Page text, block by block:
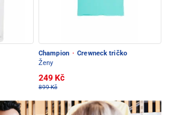
Champion · Crewneck tričko
Ženy
249 Kč
899 Kč